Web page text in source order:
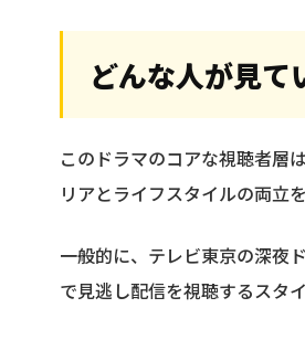
どんな人が見て
このドラマのコアな視聴者層
リアとライフスタイルの両立
一般的に、テレビ東京の深夜
で見逃し配信を視聴するスタ